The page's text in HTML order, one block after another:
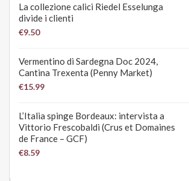
La collezione calici Riedel Esselunga
divide i clienti
€9.50
Vermentino di Sardegna Doc 2024,
Cantina Trexenta (Penny Market)
€15.99
L’Italia spinge Bordeaux: intervista a
Vittorio Frescobaldi (Crus et Domaines
de France – GCF)
€8.59